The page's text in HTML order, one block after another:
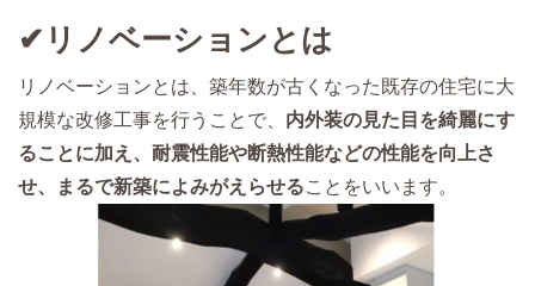
✔リノベーションとは
リノベーションとは、築年数が古くなった既存の住宅に大
規模な改修工事を行うことで、 内外装の見た目を綺麗にす
ることに加え、耐震性能や断熱性能などの性能を向上さ
せ、まるで新築によみがえらせることをいいます。